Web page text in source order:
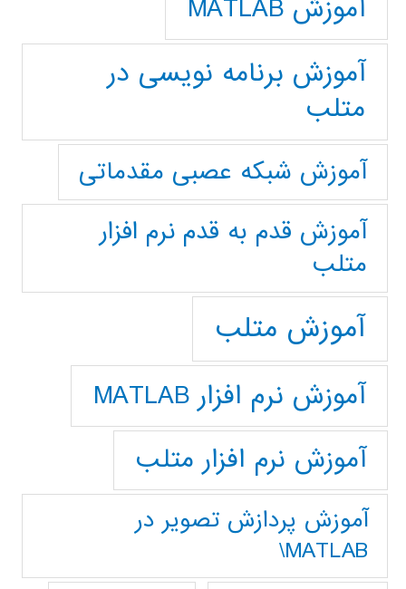
آموزش MATLAB
آموزش برنامه نویسی در
متلب
آموزش شبکه عصبی مقدماتی
آموزش قدم به قدم نرم افزار
متلب
آموزش متلب
آموزش نرم افزار MATLAB
آموزش نرم افزار متلب
آموزش پردازش تصوير در
MATLAB\